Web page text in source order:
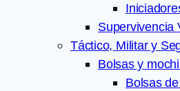
Supervivencia
Táctico, Militar y
Bolsas y
Bolsas